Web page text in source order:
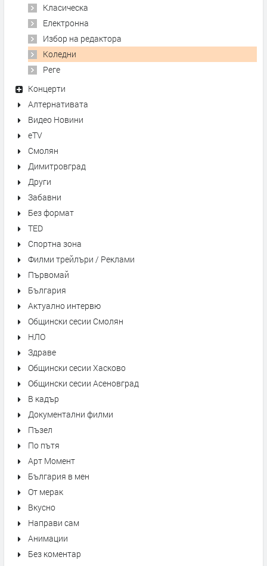
Класическа
Електронна
Избор на редактора
Коледни
Реге
Концерти
Алтернативата
Видео Новини
eTV
Смолян
Димитровград
Други
Забавни
Без формат
TED
Спортна зона
Филми трейлъри / Реклами
Първомай
България
Актуално интервю
Общински сесии Смолян
НЛО
Здраве
Общински сесии Хасково
Общински сесии Асеновград
В кадър
Документални филми
Пъзел
По пътя
Арт Момент
България в мен
От мерак
Вкусно
Направи сам
Анимации
Без коментар